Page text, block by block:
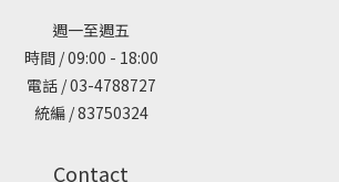
週一至週五
時間 / 09:00 - 18:00
電話 / 03-4788727
統編 / 83750324
Contact